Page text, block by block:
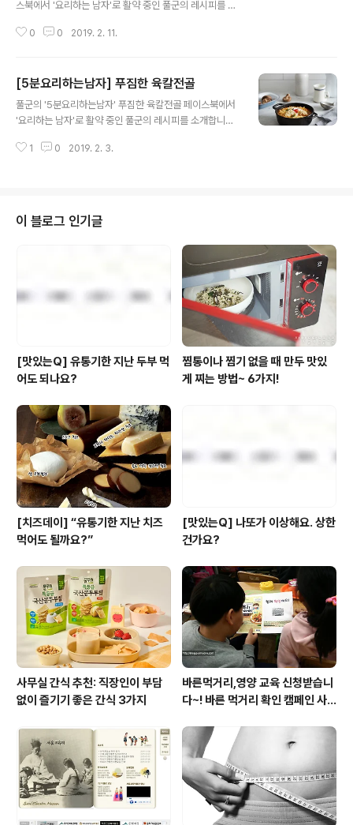
스북에서 '요리하는 남자'로 활약 중인 풀군의 레시피를 소
튀는 노하우와 센스는 발군! 이번엔 누구나 쉽게 만들 수 있
무원 생면식감 튀기지 않은 사리면 1개, 대파 1대(길이 10c
m), 홍고추 1개, 홍합 20알, 오징어 1개만들어보세요 1. 냄
비에 5분키친 짬뽕순두부찌개 속 바지락 육수, 짬뽕소스를
끗이 씻어요 4. 오징어는 내장을 제거해요. 5. 격자로 칼집
0 0 2019. 2. 11.
[5분요리하는남자] 푸짐한 육칼전골
풀군의 '5분요리하는남자' 푸짐한 육칼전골 페이스북에서
'요리하는 남자'로 활약 중인 풀군의 레시피를 소개합니다.
우와 센스는 발군! 이번엔 누구나 쉽게 만들 수 있는 5분 요
10cm), 청고추, 홍고추, 물 600ml만들어보세요 1. 냄비
에 물을 끓여요. 2. 육칼 속 액상스프, 건더기를 넣어요. 3.
대파, 고추는 어슷썰어요. 4. 표고버섯은 밑동을 제거하고
납작하게 썰어요. 5. 물이 끓으면 면과 평양왕만두 , 고추를
1 0 2019. 2. 3.
이 블로그 인기글
[맛있는Q] 유통기한 지난 두부 먹
어도 되나요?
찜통이나 찜기 없을 때 만두 맛있
게 찌는 방법~ 6가지!
[치즈데이] “유통기한 지난 치즈
먹어도 될까요?”
[맛있는Q] 나또가 이상해요. 상한
건가요?
사무실 간식 추천: 직장인이 부담
없이 즐기기 좋은 간식 3가지
바른먹거리,영양 교육 신청받습니
다~! 바른 먹거리 확인 캠페인 사